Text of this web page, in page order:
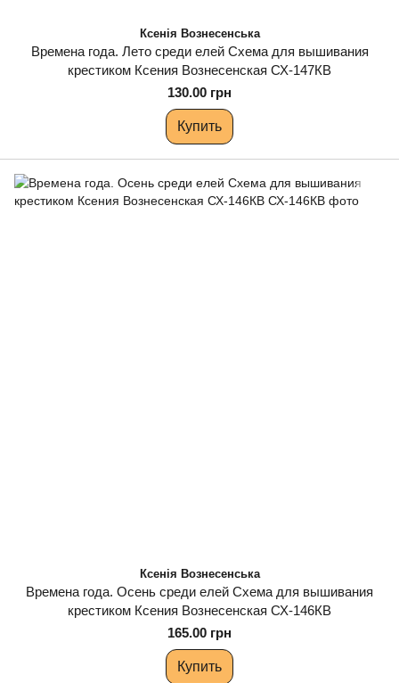
Ксенія Вознесенська
Времена года. Лето среди елей Схема для вышивания
крестиком Ксения Вознесенская СХ-147КВ
130.00 грн
Купить
Ксенія Вознесенська
Времена года. Осень среди елей Схема для вышивания
крестиком Ксения Вознесенская СХ-146КВ
165.00 грн
Купить